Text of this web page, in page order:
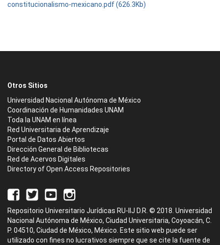
constitucionalismo-mexicano.pdf (626.3Kb)
Otros Sitios
Universidad Nacional Autónoma de México
Coordinación de Humanidades UNAM
Toda la UNAM en línea
Red Universitaria de Aprendizaje
Portal de Datos Abiertos
Dirección General de Bibliotecas
Red de Acervos Digitales
Directory of Open Access Repositories
Repositorio Universitario Jurídicas RU-IIJ D.R. © 2018. Universidad
Nacional Autónoma de México, Ciudad Universitaria, Coyoacán, C.
P. 04510, Ciudad de México, México. Este sitio web puede ser
utilizado con fines no lucrativos siempre que se cite la fuente de